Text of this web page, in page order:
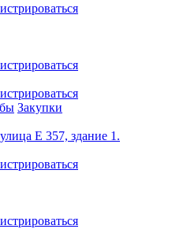
Закупки
Е 357, здание 1.